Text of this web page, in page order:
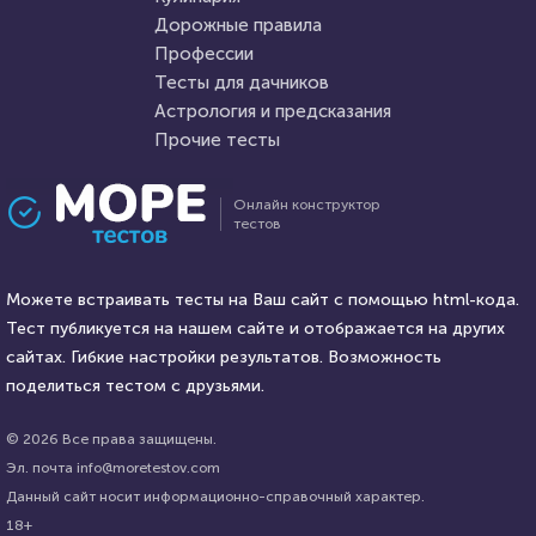
8 января 2022 4472
Литература
римской мифологии
balynskiy HTML - код
5 января 2022 4422
17 мая 2020
Проходили 2811 раз
Угадайте фильм по описанию
Онлайн конструктор
тестов
Можете встраивать тесты на Ваш сайт с помощью html-кода.
Тест публикуется на нашем сайте и отображается на других
сайтах. Гибкие настройки результатов. Возможность
поделиться тестом с друзьями.
© 2026 Все права защищены.
Эл. почта info@moretestov.com
Данный сайт носит информационно-справочный характер.
18+
Дорожные правила
Профессии
Тесты для дачников
Астрология и предсказания
Прочие тесты